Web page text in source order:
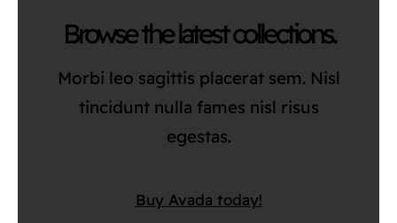
Browse the latest collections.
Morbi leo sagittis placerat sem. Nisl
tincidunt nulla fames nisl risus
egestas.
Buy Avada today!